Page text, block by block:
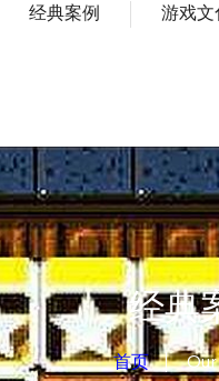
经典案例 游戏文
经典
首页